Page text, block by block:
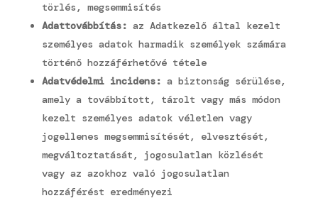
törlés, megsemmisítés
Adattovábbítás: az Adatkezelő által kezelt
személyes adatok harmadik személyek számára
történő hozzáférhetővé tétele
Adatvédelmi incidens: a biztonság sérülése,
amely a továbbított, tárolt vagy más módon
kezelt személyes adatok véletlen vagy
jogellenes megsemmisítését, elvesztését,
megváltoztatását, jogosulatlan közlését
vagy az azokhoz való jogosulatlan
hozzáférést eredményezi